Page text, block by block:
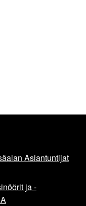
Asiantuntijat
ja -